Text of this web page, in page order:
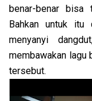
benar-benar bisa
Bahkan untuk itu
menyanyi
membawakan lagu
tersebut.